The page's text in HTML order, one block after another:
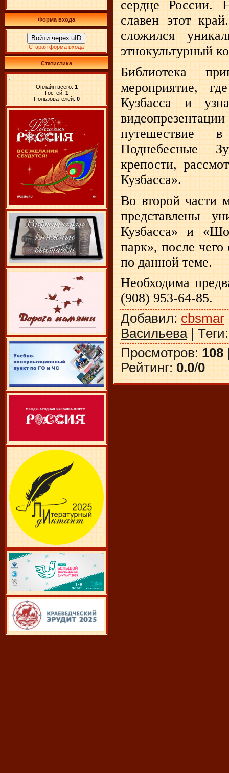
Форма входа
Войти через uID
Старая форма входа
Статистика
Онлайн всего: 1
Гостей: 1
Пользователей: 0
сердце России.
славен этот
сложился
этнокультурный
Библиотека
мероприятие,
Кузбасса и
путешествие
Поднебесные
крепости,
Кузбасса».
Во второй части
представлены
Кузбасса» и
парк», после
по данной теме.
Необходима
(908) 953-64-85.
Добавил: cbsmar
Васильева| Теги
Просмотров: 108
Рейтинг: 0.0/0